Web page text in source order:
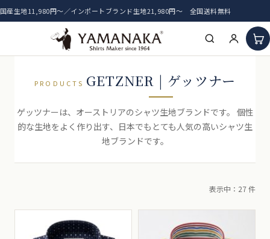
国産生地11,980円〜／インポートブランド生地21,980円〜 全国送料無料
新着生地
おすすめ生地
PRODUCTS GETZNER | ゲッツナー
ゲッツナーは、オーストリアのシャツ生地ブランドです。 個性
的な生地をよく作り出す、日本でもとても人気の高いシャツ生
地ブランドです。
表示中：27 件